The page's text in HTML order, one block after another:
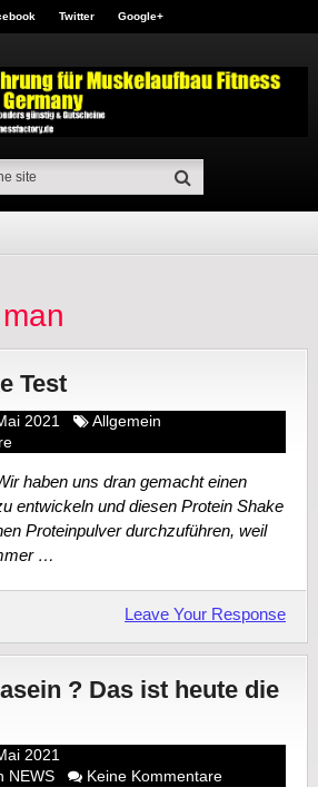
Twitter Google+
Test
2021
Allgemein
haben uns dran gemacht einen
entwickeln und diesen Protein Shake
Proteinpulver durchzuführen, weil
…
Leave Your Response
? Das ist heute die
2021
NEWS Keine Kommentare